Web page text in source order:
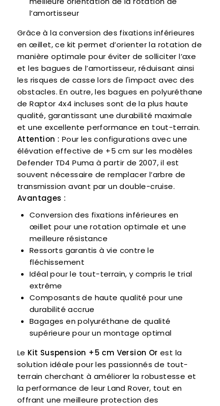
l’amortisseur
Grâce à la conversion des fixations inférieures
en œillet, ce kit permet d’orienter la rotation de
manière optimale pour éviter de solliciter l’axe
et les bagues de l’amortisseur, réduisant ainsi
les risques de casse lors de l'impact avec des
obstacles. En outre, les bagues en polyuréthane
de Raptor 4x4 incluses sont de la plus haute
qualité, garantissant une durabilité maximale
et une excellente performance en tout-terrain.
Attention : Pour les configurations avec une
élévation effective de +5 cm sur les modèles
Defender TD4 Puma à partir de 2007, il est
souvent nécessaire de remplacer l’arbre de
transmission avant par un double-cruise.
Avantages :
Conversion des fixations inférieures en
œillet pour une rotation optimale et une
meilleure résistance
Ressorts garantis à vie contre le
fléchissement
Idéal pour le tout-terrain, y compris le trial
extrême
Composants de haute qualité pour une
durabilité accrue
Bagages en polyuréthane de qualité
supérieure pour un montage optimal
Le Kit Suspension +5 cm Version Or est la
solution idéale pour les passionnés de tout-
terrain cherchant à améliorer la robustesse et
la performance de leur Land Rover, tout en
offrant une meilleure protection des